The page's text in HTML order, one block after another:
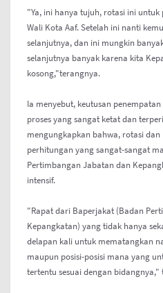
"Ya, ini hanya tujuh, rotasi ini
Wali Kota Aaf. Setelah ini nanti
selanjutnya, dan ini mungkin
selanjutnya banyak karena kita
kosong,"terangnya.
Ia menyebut, keutusan
proses yang sangat ketat dan
mengungkapkan bahwa, rotasi
perhitungan yang sangat-sangat
Pertimbangan Jabatan dan
intensif.
"Rapat dari Baperjakat (Badan
Kepangkatan) yang tidak hanya
delapan kali untuk mematangkan
maupun posisi-posisi mana yang
tertentu sesuai dengan bidangnya,"